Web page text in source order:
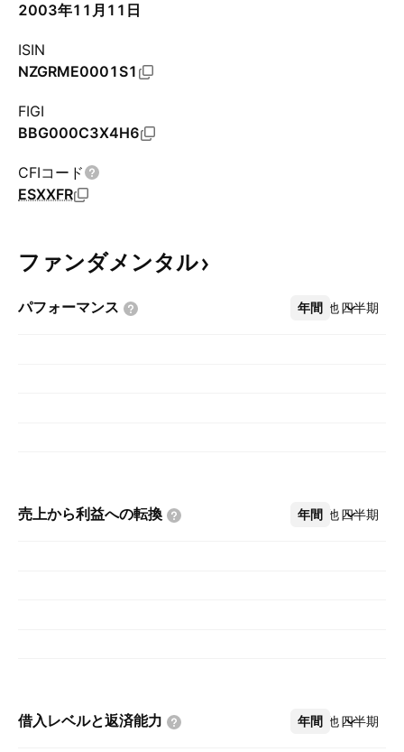
2003年11月11日
ISIN
NZGRME0001S1
FIGI
BBG000C3X4H6
CFIコード
ESXXFR
ファンダメンタル
パフォーマンス 年間 四半期
その他
売上から利益への転換 年間 四半期
その他
借入レベルと返済能力 年間 四半期
その他